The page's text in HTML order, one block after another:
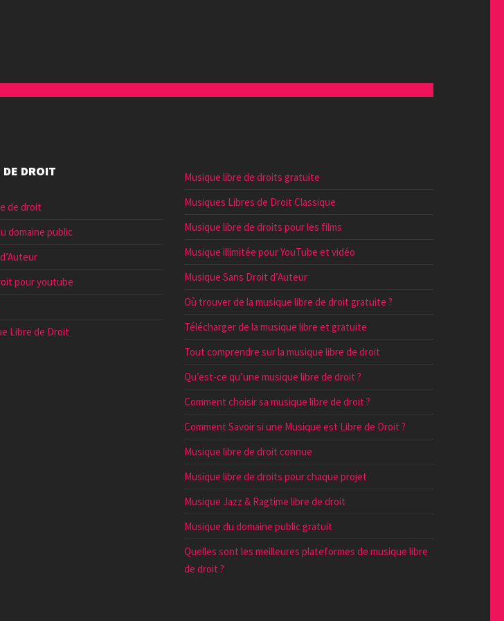
DROIT
de droit
domaine public
pour youtube
Libre de Droit
Musique libre de droits gratuite
Musiques Libres de Droit Classique
Musique libre de droits pour les films
Musique illimitée pour YouTube et vidéo
Musique Sans Droit d’Auteur
Où trouver de la musique libre de droit gratuite ?
Télécharger de la musique libre et gratuite
Tout comprendre sur la musique libre de droit
Qu’est-ce qu’une musique libre de droit ?
Comment choisir sa musique libre de droit ?
Comment Savoir si une Musique est Libre de Droit ?
Musique libre de droit connue
Musique libre de droits pour chaque projet
Musique Jazz & Ragtime libre de droit
Musique du domaine public gratuit
Quelles sont les meilleures plateformes de musique libre
de droit ?